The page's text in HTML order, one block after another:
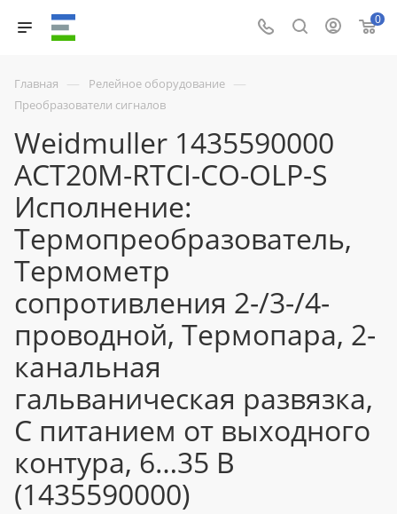
0
Главная — Релейное оборудование —
Преобразователи сигналов
Weidmuller 1435590000
ACT20M-RTCI-CO-OLP-S
Исполнение:
Термопреобразователь,
Термометр
сопротивления 2-/3-/4-
проводной, Термопара, 2-
канальная
гальваническая развязка,
С питанием от выходного
контура, 6…35 В
(1435590000)